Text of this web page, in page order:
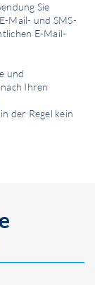
Sie
Mail- und SMS-
E-Mail-
und
Ihren
der Regel kein